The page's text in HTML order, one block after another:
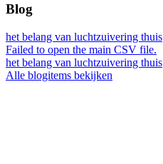
Blog
het belang van luchtzuivering thuis
Failed to open the main CSV file.
het belang van luchtzuivering thuis
Alle blogitems bekijken